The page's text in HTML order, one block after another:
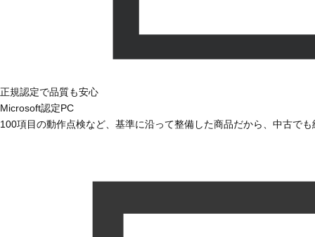
正規認定で品質も安心
Microsoft認定PC
100項目の動作点検など、基準に沿って整備した商品だから、中古で